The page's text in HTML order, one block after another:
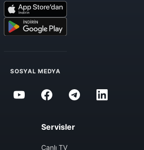
SOSYAL MEDYA
Servisler
Canlı TV